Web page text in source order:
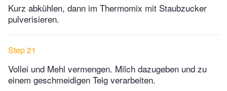
Kurz abkühlen, dann im Thermomix mit Staubzucker
pulverisieren.
Step 21
Vollei und Mehl vermengen. Milch dazugeben und zu
einem geschmeidigen Teig verarbeiten.